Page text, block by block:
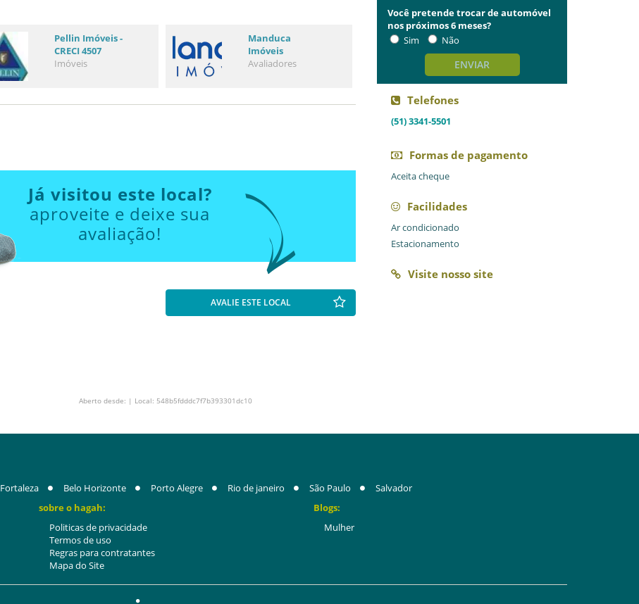
Pellin Imóveis -
CRECI 4507
Imóveis
Manduca
Imóveis
Avaliadores
Já visitou este local?
aproveite e deixe sua
avaliação!
AVALIE ESTE LOCAL
Você pretende trocar de automóvel
nos próximos 6 meses?
Sim
Não
ENVIAR
Telefones
(51) 3341-5501
Formas de pagamento
Aceita cheque
Facilidades
Ar condicionado
Estacionamento
Visite nosso site
Aberto desde: | Local: 548b5fdddc7f7b393301dc10
Fortaleza Belo Horizonte Porto Alegre Rio de janeiro São Paulo
Salvador
sobre o hagah:
Politicas de privacidade
Termos de uso
Regras para contratantes
Mapa do Site
Blogs:
Mulher